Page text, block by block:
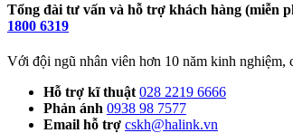
Tổng đài tư vấn và hỗ trợ khách hàng (miễn
1800 6319
Với đội ngũ nhân viên hơn 10 năm kinh nghiệm,
Hỗ trợ kĩ thuật 028 2219 6666
Phản ánh 0938 98 7577
Email hỗ trợ cskh@halink.vn